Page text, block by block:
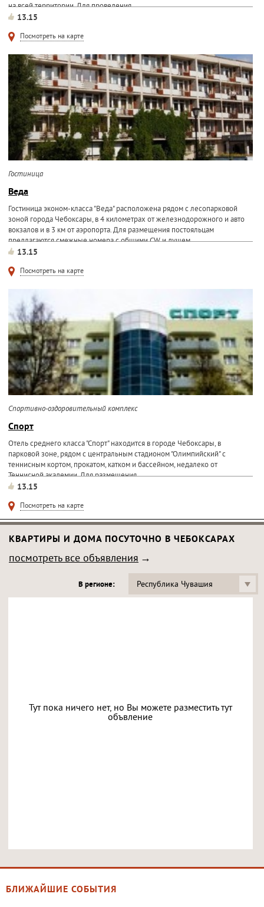
на всей территории. Для проведения...
13.15
Посмотреть на карте
Гостиница
Веда
Гостиница эконом-класса "Веда" расположена рядом с лесопарковой
зоной города Чебоксары, в 4 километрах от железнодорожного и авто
вокзалов и в 3 км от аэропорта. Для размещения постояльцам
предлагаются смежные номера с общими CW и душем...
13.15
Посмотреть на карте
Спортивно-оздоровительный комплекс
Спорт
Отель среднего класса "Спорт" находится в городе Чебоксары, в
парковой зоне, рядом с центральным стадионом "Олимпийский" с
теннисным кортом, прокатом, катком и бассейном, недалеко от
Теннисной академии. Для размещения...
13.15
Посмотреть на карте
КВАРТИРЫ И ДОМА ПОСУТОЧНО В ЧЕБОКСАРАХ
посмотреть все объявления
В регионе: Республика Чувашия
Тут пока ничего нет, но Вы можете разместить тут
объвление
БЛИЖАЙШИЕ СОБЫТИЯ